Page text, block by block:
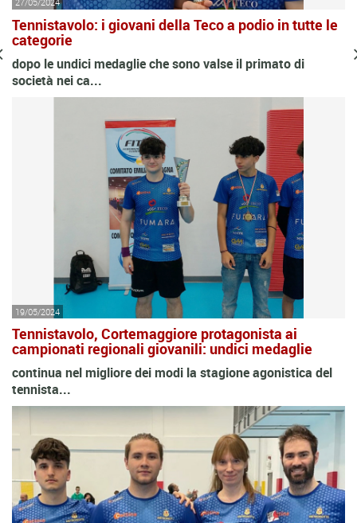
Tennistavolo: i giovani della Teco a podio in tutte le
categorie
dopo le undici medaglie che sono valse il primato di
società nei ca...
19/05/2024
Tennistavolo, Cortemaggiore protagonista ai
campionati regionali giovanili: undici medaglie
continua nel migliore dei modi la stagione agonistica del
tennista...